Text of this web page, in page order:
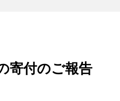
寄付のご報告